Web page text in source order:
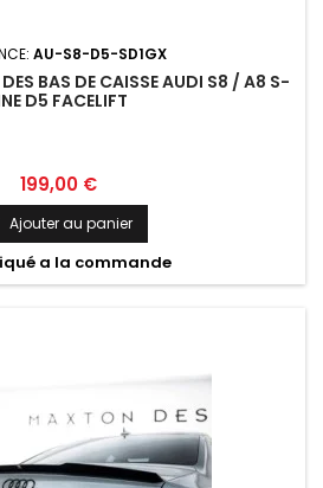
AU-S8-D5-SD1GX
BAS DE CAISSE AUDI S8 / A8 S-
D5 FACELIFT
Prix
199,00 €
Ajouter au panier
a la commande